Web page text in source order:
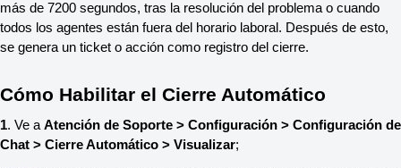
más de 7200 segundos, tras la resolución del problema o cuando
todos los agentes están fuera del horario laboral. Después de esto,
se genera un ticket o acción como registro del cierre.
Cómo Habilitar el Cierre Automático
1. Ve a Atención de Soporte > Configuración > Configuración de
Chat > Cierre Automático > Visualizar;